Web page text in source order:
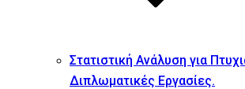
Στατιστική Ανάλυση για
Διπλωματικές Εργασίες.